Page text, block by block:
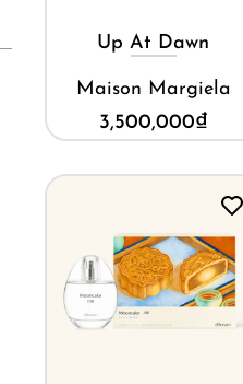
Up At Dawn
Maison Margiela
3,500,000₫